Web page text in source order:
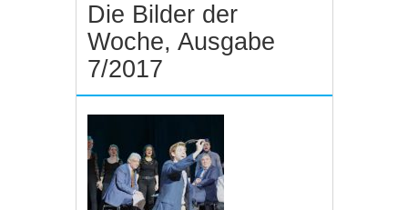
Die Bilder der
Woche, Ausgabe
7/2017